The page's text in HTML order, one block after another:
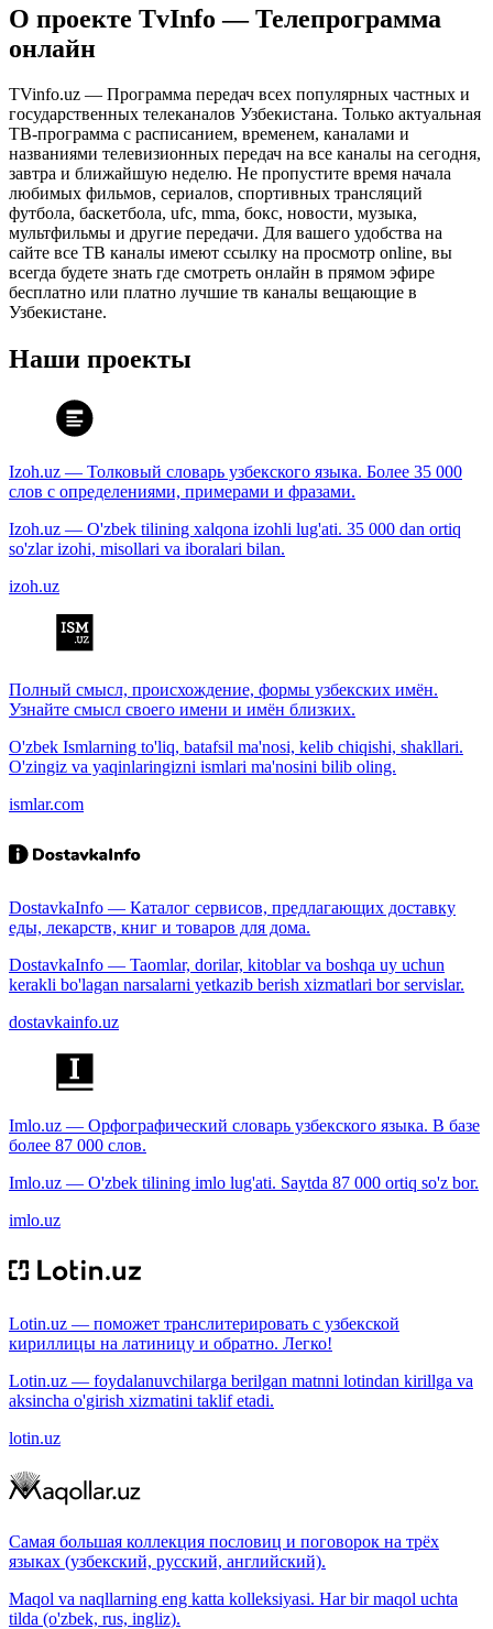
О проекте TvInfo — Телепрограмма
онлайн
TVinfo.uz — Программа передач всех популярных частных и
государственных телеканалов Узбекистана. Только актуальная
ТВ-программа с расписанием, временем, каналами и
названиями телевизионных передач на все каналы на сегодня,
завтра и ближайшую неделю. Не пропустите время начала
любимых фильмов, сериалов, спортивных трансляций
футбола, баскетбола, ufc, mma, бокс, новости, музыка,
мультфильмы и другие передачи. Для вашего удобства на
сайте все ТВ каналы имеют ссылку на просмотр online, вы
всегда будете знать где смотреть онлайн в прямом эфире
бесплатно или платно лучшие тв каналы вещающие в
Узбекистане.
Наши проекты
Izoh.uz — Толковый словарь узбекского языка. Более 35 000
слов с определениями, примерами и фразами.
Izoh.uz — O'zbek tilining xalqona izohli lug'ati. 35 000 dan ortiq
so'zlar izohi, misollari va iboralari bilan.
izoh.uz
Полный смысл, происхождение, формы узбекских имён.
Узнайте смысл своего имени и имён близких.
O'zbek Ismlarning to'liq, batafsil ma'nosi, kelib chiqishi, shakllari.
O'zingiz va yaqinlaringizni ismlari ma'nosini bilib oling.
ismlar.com
DostavkaInfo — Каталог сервисов, предлагающих доставку
еды, лекарств, книг и товаров для дома.
DostavkaInfo — Taomlar, dorilar, kitoblar va boshqa uy uchun
kerakli bo'lagan narsalarni yetkazib berish xizmatlari bor servislar.
dostavkainfo.uz
Imlo.uz — Орфографический словарь узбекского языка. В базе
более 87 000 слов.
Imlo.uz — O'zbek tilining imlo lug'ati. Saytda 87 000 ortiq so'z bor.
imlo.uz
Lotin.uz — поможет транслитерировать с узбекской
кириллицы на латиницу и обратно. Легко!
Lotin.uz — foydalanuvchilarga berilgan matnni lotindan kirillga va
aksincha o'girish xizmatini taklif etadi.
lotin.uz
Самая большая коллекция пословиц и поговорок на трёх
языках (узбекский, русский, английский).
Maqol va naqllarning eng katta kolleksiyasi. Har bir maqol uchta
tilda (o'zbek, rus, ingliz).